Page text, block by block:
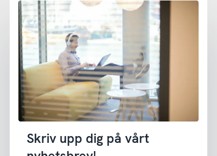
Skriv upp dig på vårt